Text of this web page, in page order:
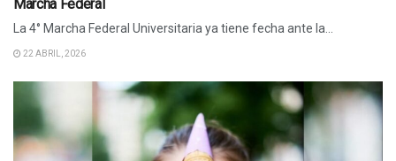
Marcha Federal
La 4° Marcha Federal Universitaria ya tiene fecha ante la...
22 ABRIL, 2026